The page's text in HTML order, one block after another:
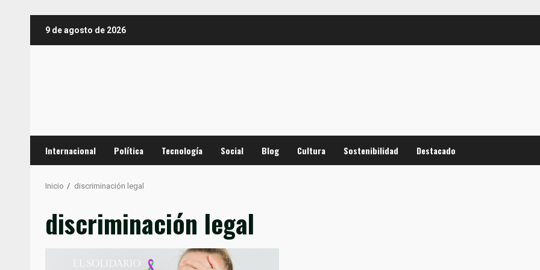
9 de agosto de 2026
Internacional Política Tecnología Social Blog Cultura Sostenibilidad Destacado
Inicio discriminación legal
discriminación legal